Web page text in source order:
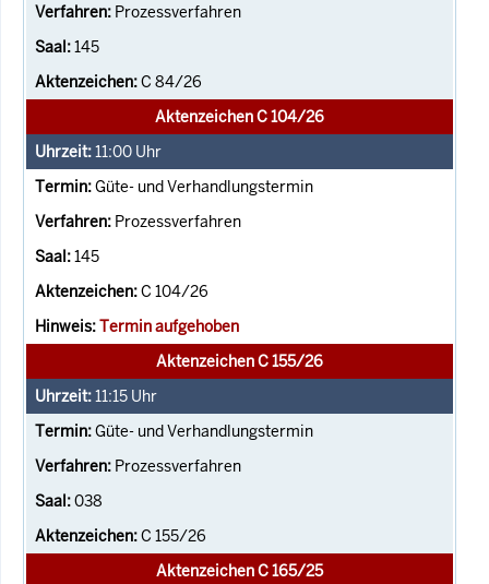
Prozessverfahren
145
C 84/26
Aktenzeichen C 104/26
11:00 Uhr
Güte- und Verhandlungstermin
Prozessverfahren
145
C 104/26
Termin aufgehoben
Aktenzeichen C 155/26
11:15 Uhr
Güte- und Verhandlungstermin
Prozessverfahren
038
C 155/26
Aktenzeichen C 165/25